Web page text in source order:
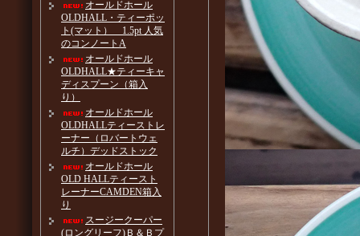
オールドホール
OLDHALL・ティーポッ
ト(マット） 1.5pt 人気
のコンノートA
オールドホール
OLDHALL★ティーキャ
ディスプーン（箱入
り）
オールドホール
OLDHALLティーストレ
ーナー（ロバートウェ
ルチ）デッドストック
オールドホール
OLD HALLティースト
レーナーCAMDEN箱入
り
スージークーパー
(ロングリーフ)Ｂ＆Ｂプ